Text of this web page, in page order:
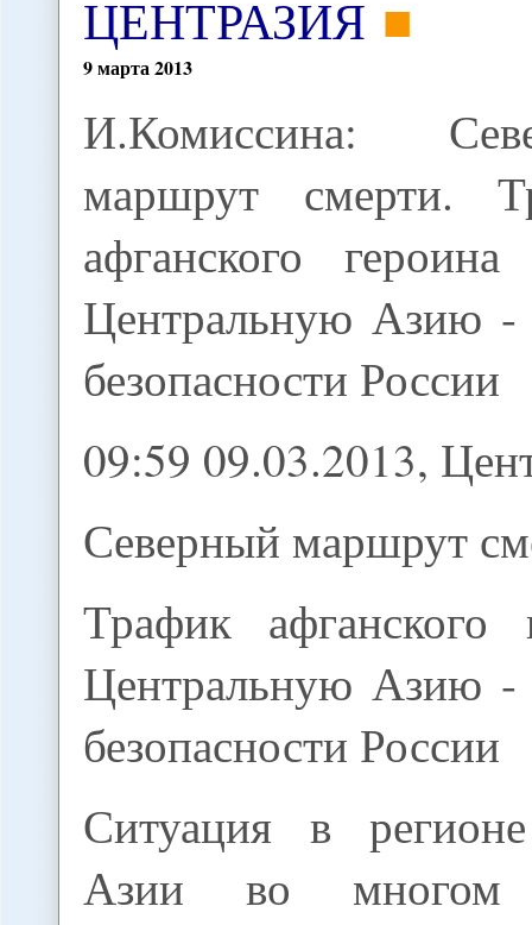
ЦЕНТРАЗИЯ
9марта2013
И.Комиссина:
маршрут смерти.
афганского героина
Центральную Азию -
безопасности России
09:59 09.03.2013,
Северный маршрут
Трафик афганского
Центральную Азию -
безопасности России
Ситуация в
Азии во многом